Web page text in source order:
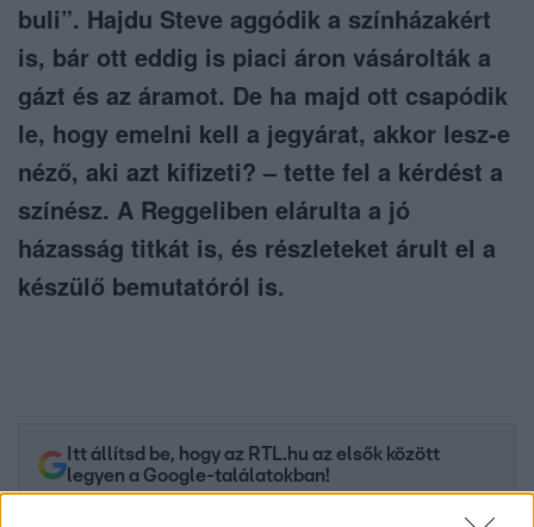
buli”. Hajdu Steve aggódik a színházakért
is, bár ott eddig is piaci áron vásárolták a
gázt és az áramot. De ha majd ott csapódik
le, hogy emelni kell a jegyárat, akkor lesz-e
néző, aki azt kifizeti? – tette fel a kérdést a
színész. A Reggeliben elárulta a jó
házasság titkát is, és részleteket árult el a
készülő bemutatóról is.
Itt állítsd be, hogy az RTL.hu az elsők között
legyen a Google-találatokban!